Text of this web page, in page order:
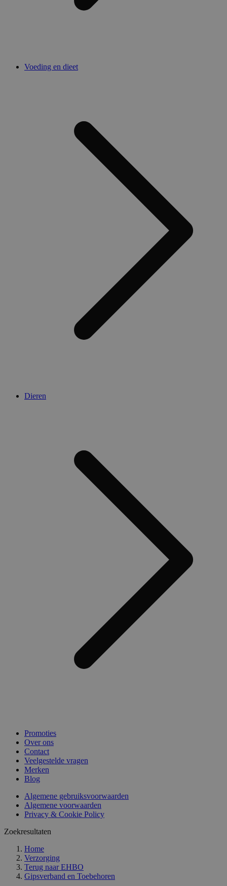
Voeding en dieet
Dieren
Promoties
Over ons
Contact
Veelgestelde vragen
Merken
Blog
Algemene gebruiksvoorwaarden
Algemene voorwaarden
Privacy & Cookie Policy
Zoekresultaten
Home
Verzorging
Terug naar EHBO
Gipsverband en Toebehoren